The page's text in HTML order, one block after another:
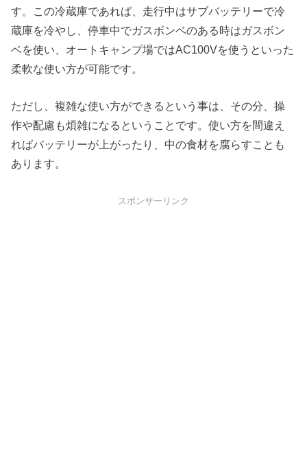
す。この冷蔵庫であれば、走行中はサブバッテリーで冷
蔵庫を冷やし、停車中でガスボンベのある時はガスボン
ベを使い、オートキャンプ場ではAC100Vを使うといった
柔軟な使い方が可能です。
ただし、複雑な使い方ができるという事は、その分、操
作や配慮も煩雑になるということです。使い方を間違え
ればバッテリーが上がったり、中の食材を腐らすことも
あります。
スポンサーリンク